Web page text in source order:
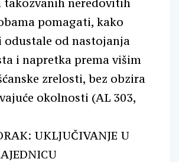
takozvanih neredovitih
pomagati, kako
odustale od nastojanja
i napretka prema višim
zrelosti, bez obzira
okolnosti (AL 303,
UKLJUČIVANJE U